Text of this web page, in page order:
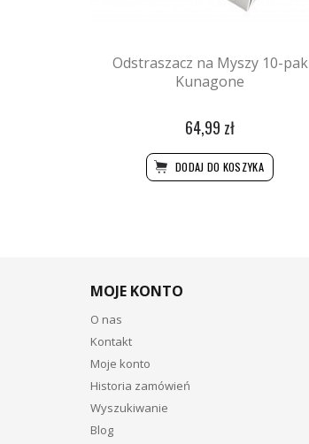
Odstraszacz na Myszy 10-pak
Kunagone
64,99 zł
DODAJ DO KOSZYKA
MOJE KONTO
O nas
Kontakt
Moje konto
Historia zamówień
Wyszukiwanie
Blog